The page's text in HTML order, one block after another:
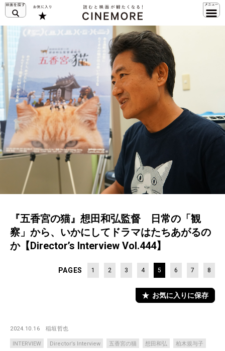
『五香宮の猫』想田和弘監督 日常の「観
察」から、いかにしてドラマはたちあがるの
か【Director’s Interview Vol.444】
PAGES 1 2 3 4 5 6 7 8
お気に入りに保存
2024.10.16 稲垣哲也
INTERVIEW Director’s Interview 五香宮の猫 想田和弘 柏木規与子